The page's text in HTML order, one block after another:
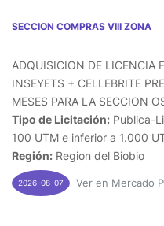
SECCION COMPRAS VIII ZONA
ADQUISICION DE LICENCIA
INSEYETS + CELLEBRITE
MESES PARA LA SECCION
Tipo de Licitación: Publica-
100 UTM e inferior a 1.000
Región: Region del Biobio
2026-08-07 Ver en Mercado